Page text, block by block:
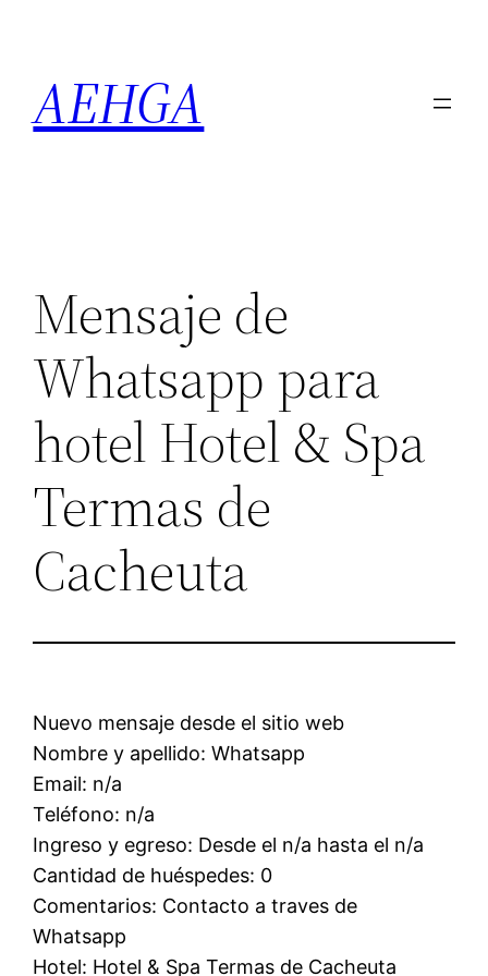
contenido
AEHGA
Mensaje de
Whatsapp para
hotel Hotel & Spa
Termas de
Cacheuta
Nuevo mensaje desde el sitio web
Nombre y apellido: Whatsapp
Email: n/a
Teléfono: n/a
Ingreso y egreso: Desde el n/a hasta el n/a
Cantidad de huéspedes: 0
Comentarios: Contacto a traves de
Whatsapp
Hotel: Hotel & Spa Termas de Cacheuta